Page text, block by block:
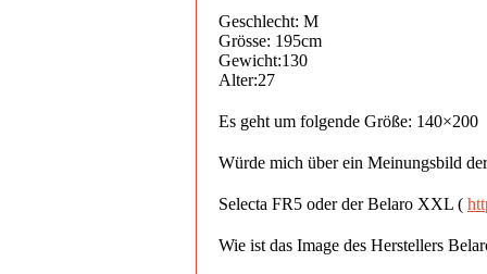
Geschlecht: M
Grösse: 195cm
Gewicht:130
Alter:27
Es geht um folgende Größe: 140×200
Würde mich über ein Meinungsbild
Selecta FR5 oder der Belaro XXL (
Wie ist das Image des Herstellers